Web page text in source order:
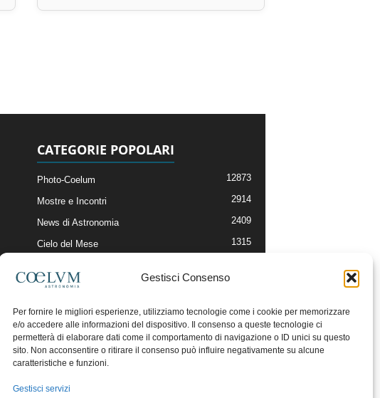
Gestisci Consenso
Per fornire le migliori esperienze, utilizziamo tecnologie come i cookie per memorizzare
e/o accedere alle informazioni del dispositivo. Il consenso a queste tecnologie ci
permetterà di elaborare dati come il comportamento di navigazione o ID unici su questo
sito. Non acconsentire o ritirare il consenso può influire negativamente su alcune
caratteristiche e funzioni.
Gestisci servizi
CATEGORIE POPOLARI
Photo-Coelum 12873
Mostre e Incontri 2914
News di Astronomia 2409
Cielo del Mese 1315
Articoli e Risorse On-Line
Il Blog della Redazione